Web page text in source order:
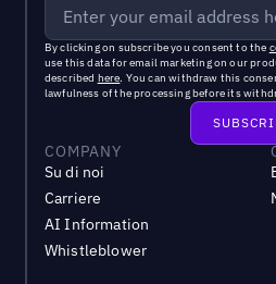
By clicking on subscribe you consent to the
use this data for email marketing on our
described here. You can withdraw this
lawfulness of the processing before its
COMPANY
Su di noi
Carriere
AI Information
Whistleblower